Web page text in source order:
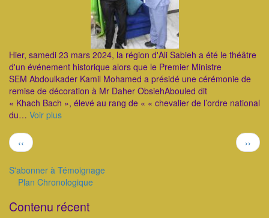
Hier, samedi 23 mars 2024, la région d'Ali Sabieh a été le théâtre
d'un événement historique alors que le Premier Ministre
SEM Abdoulkader Kamil Mohamed a présidé une cérémonie de
remise de décoration à Mr Daher ObsiehAbouled dit
« Khach Bach », élevé au rang de « « chevalier de l’ordre national
du… Voir plus
Pagination
Page
précédente
‹‹
Page
››
S'abonner à Témoignage
Plan Chronologique
Contenu récent